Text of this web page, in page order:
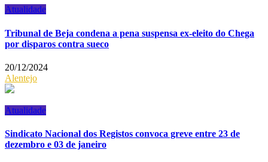
Atualidade
Tribunal de Beja condena a pena suspensa ex-eleito do Chega
por disparos contra sueco
20/12/2024
Alentejo
Atualidade
Sindicato Nacional dos Registos convoca greve entre 23 de
dezembro e 03 de janeiro